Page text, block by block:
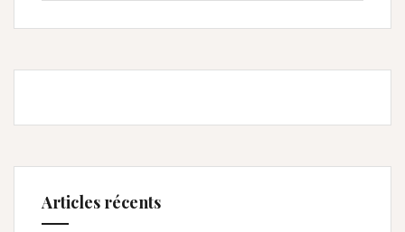
Articles récents